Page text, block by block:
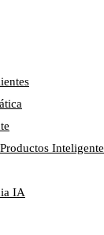
Inteligente
IA